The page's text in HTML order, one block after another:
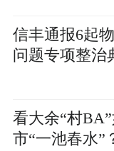
信丰通报6起
问题专项整治
看大余“村
市“一池春水”